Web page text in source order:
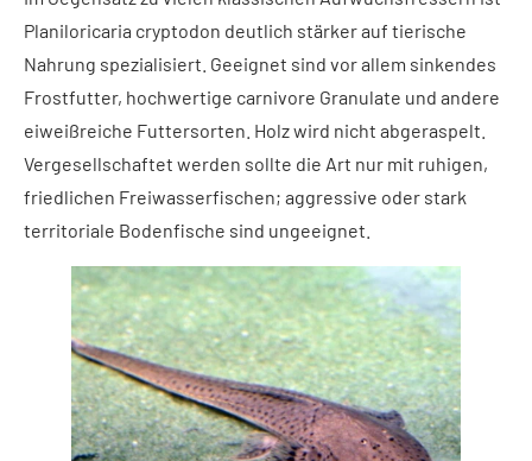
Planiloricaria cryptodon deutlich stärker auf tierische
Nahrung spezialisiert. Geeignet sind vor allem sinkendes
Frostfutter, hochwertige carnivore Granulate und andere
eiweißreiche Futtersorten. Holz wird nicht abgeraspelt.
Vergesellschaftet werden sollte die Art nur mit ruhigen,
friedlichen Freiwasserfischen; aggressive oder stark
territoriale Bodenfische sind ungeeignet.